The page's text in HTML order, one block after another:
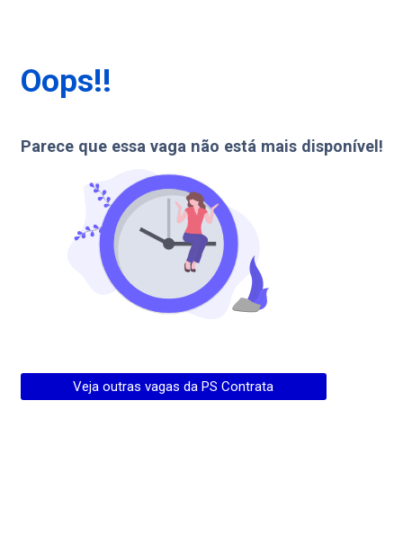
Oops!!
Parece que essa vaga não está mais disponível!
Veja outras vagas da PS Contrata